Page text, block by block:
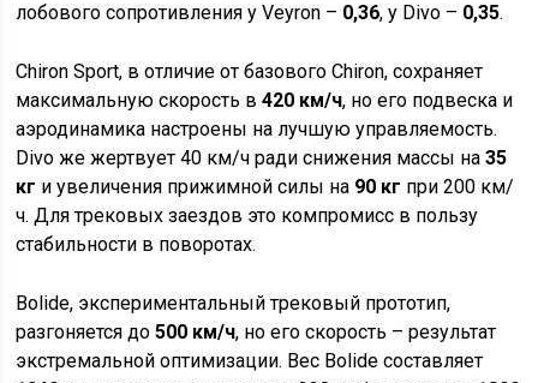
лобового сопротивления у Veyron – 0,36, у Divo – 0,35.
Chiron Sport, в отличие от базового Chiron, сохраняет
максимальную скорость в420 км/ч, но его подвеска и
аэродинамика настроены на лучшую управляемость.
Divo же жертвует 40 км/ч ради снижения массы на35
кг и увеличения прижимной силы на 90 кг при 200 км/
ч. Для трековых заездов это компромисс в пользу
стабильности в поворотах.
Bolide, экспериментальный трековый прототип,
разгоняется до500 км/ч, но его скорость – результат
экстремальной оптимизации. Вес Bolide составляет